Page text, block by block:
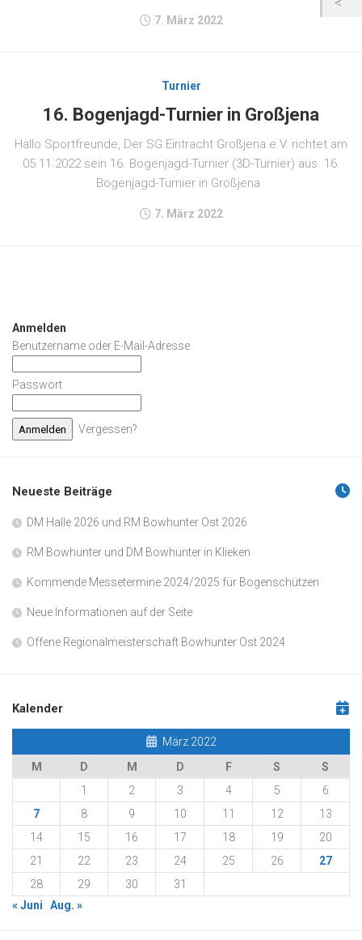
7. März 2022
Turnier
16. Bogenjagd-Turnier in Großjena
Hallo Sportfreunde, Der SG Eintracht Großjena e.V. richtet am
05.11.2022 sein 16. Bogenjagd-Turnier (3D-Turnier) aus. 16.
Bogenjagd-Turnier in Großjena
7. März 2022
Anmelden
Benutzername oder E-Mail-Adresse
Passwort
Vergessen?
Neueste Beiträge
DM Halle 2026 und RM Bowhunter Ost 2026
RM Bowhunter und DM Bowhunter in Klieken
Kommende Messetermine 2024/2025 für Bogenschützen
Neue Informationen auf der Seite
Offene Regionalmeisterschaft Bowhunter Ost 2024
Kalender
März 2022
M
D M D F S
S
1
2 3 4 5
6
7
8 9 10 11 12
13
14
15 16 17 18 19
20
21
22 23 24 25 26
27
28
29 30
31
« Juni
Aug. »